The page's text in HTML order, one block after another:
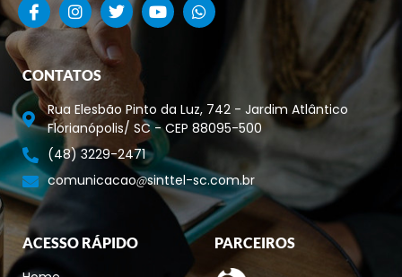
CONTATOS
Rua Elesbão Pinto da Luz, 742 - Jardim Atlântico
Florianópolis/ SC - CEP 88095-500
(48) 3229-2471
comunicacao
sinttel-sc.com.br
ACESSO RÁPIDO PARCEIROS